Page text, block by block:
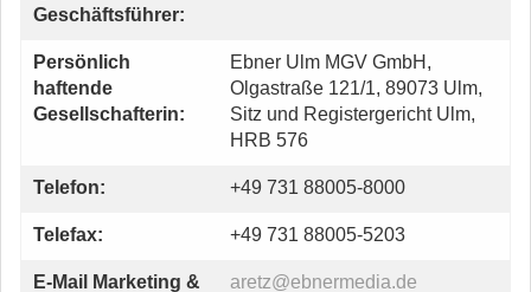
Geschäftsführer:
Persönlich
haftende
Gesellschafterin:
Ebner Ulm MGV GmbH,
Olgastraße 121/1, 89073 Ulm,
Sitz und Registergericht Ulm,
HRB 576
Telefon: +49 731 88005-8000
Telefax: +49 731 88005-5203
E-Mail Marketing &
aretz@ebnermedia.de